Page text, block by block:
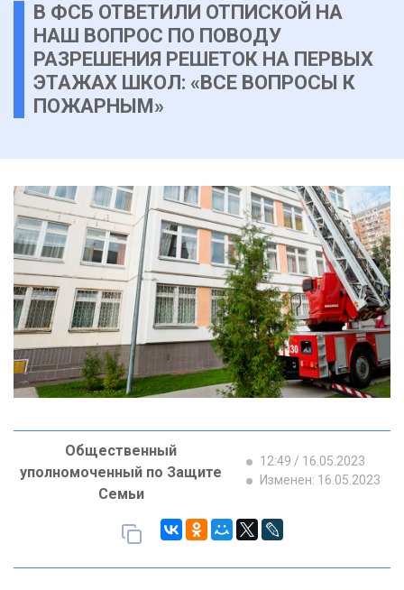
В ФСБ ОТВЕТИЛИ ОТПИСКОЙ НА
НАШ ВОПРОС ПО ПОВОДУ
РАЗРЕШЕНИЯ РЕШЕТОК НА ПЕРВЫХ
ЭТАЖАХ ШКОЛ: «ВСЕ ВОПРОСЫ К
ПОЖАРНЫМ»
Общественный
уполномоченный по Защите
Семьи
12:49 / 16.05.2023
Изменен: 16.05.2023